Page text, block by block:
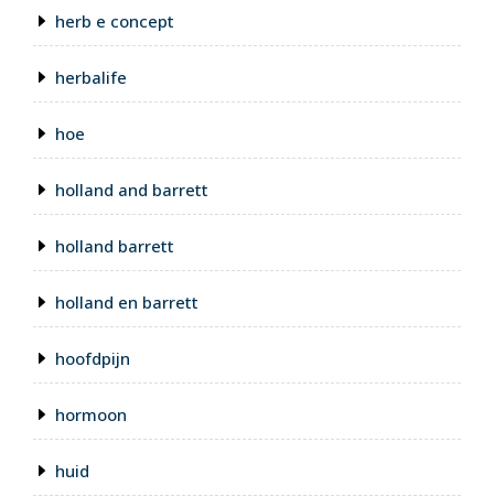
herb e concept
herbalife
hoe
holland and barrett
holland barrett
holland en barrett
hoofdpijn
hormoon
huid